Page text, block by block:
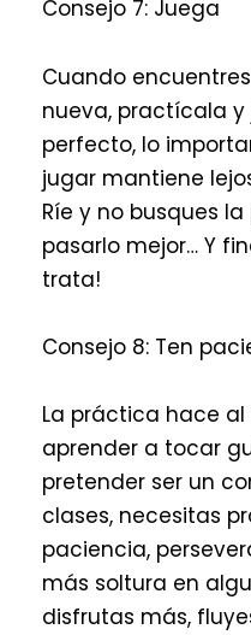
Consejo 7: Juega
Cuando
nueva, practícala y
perfecto, lo
jugar mantiene
Ríe y no busques
pasarlo mejor… Y
trata!
Consejo 8: Ten
La práctica hace al
aprender a tocar
pretender ser un
clases, necesitas
paciencia,
más soltura en
disfrutas más,